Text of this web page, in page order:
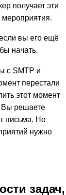
получает эти
вы его ещё
начать.
с SMTP и
перестали
этот момент
Вы решаете
письма. Но
нужно
задач,